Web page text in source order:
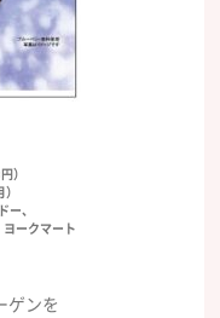
）
ー、
ークマート
ゲンを